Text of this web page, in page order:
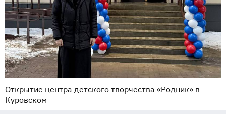
Открытие центра детского творчества «Родник» в
Куровском